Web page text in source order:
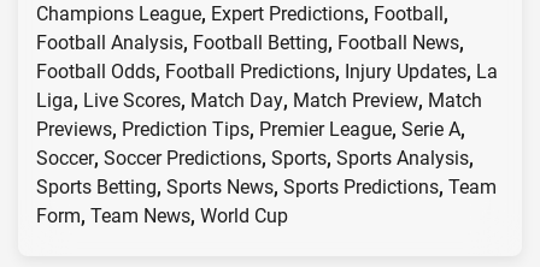
Champions League, Expert Predictions, Football,
Football Analysis, Football Betting, Football News,
Football Odds, Football Predictions, Injury Updates, La
Liga, Live Scores, Match Day, Match Preview, Match
Previews, Prediction Tips, Premier League, Serie A,
Soccer, Soccer Predictions, Sports, Sports Analysis,
Sports Betting, Sports News, Sports Predictions, Team
Form, Team News, World Cup